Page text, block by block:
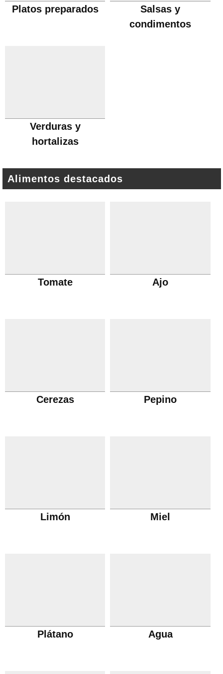
Platos preparados
Salsas y
condimentos
Verduras y
hortalizas
Alimentos destacados
Tomate Ajo
Cerezas Pepino
Limón Miel
Plátano Agua